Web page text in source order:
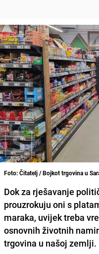
Foto: Čitatelj / Bojkot trgovina u
Dok za rješavanje
prouzrokuju oni s
maraka, uvijek treba
osnovnih životnih
trgovina u našoj zemlji.